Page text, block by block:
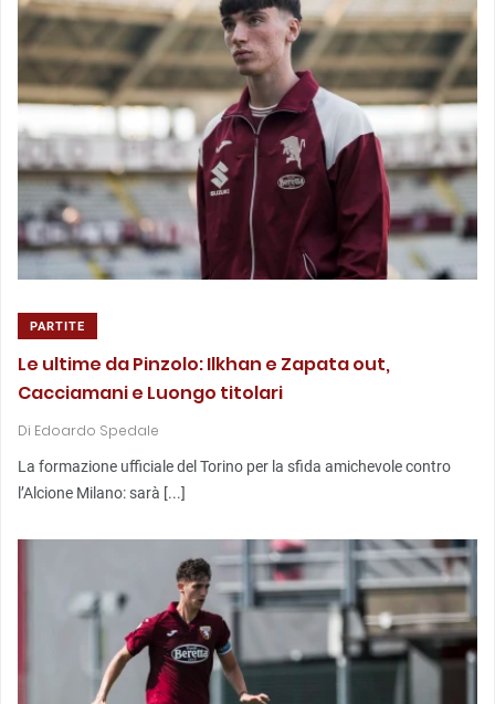
PARTITE
Le ultime da Pinzolo: Ilkhan e Zapata out,
Cacciamani e Luongo titolari
Di Edoardo Spedale
La formazione ufficiale del Torino per la sfida amichevole contro
l’Alcione Milano: sarà [...]